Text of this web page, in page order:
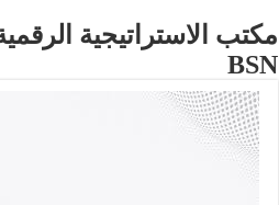
مكتب الاستراتيجية
BSN